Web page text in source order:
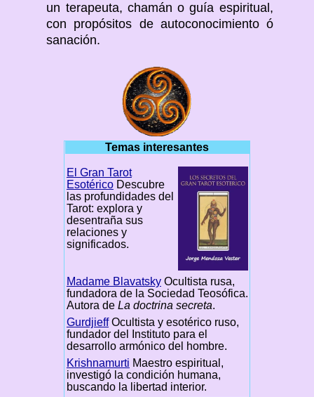
un terapeuta, chamán o guía espiritual,
con propósitos de autoconocimiento ó
sanación.
Temas interesantes
El Gran Tarot
EsotéricoDescubre
las profundidades del
Tarot: explora y
desentraña sus
relaciones y
significados.
Madame BlavatskyOcultista rusa,
fundadora de la Sociedad Teosófica.
Autora de La doctrina secreta.
GurdjieffOcultista y esotérico ruso,
fundador del Instituto para el
desarrollo armónico del hombre.
Krishnamurti Maestro espiritual,
investigó la condición humana,
buscando la libertad interior.